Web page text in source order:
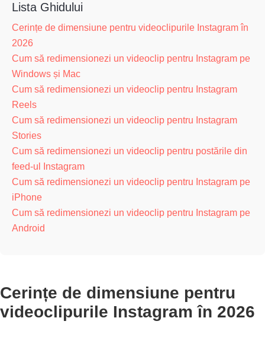
Lista Ghidului
Cerințe de dimensiune pentru videoclipurile Instagram în
2026
Cum să redimensionezi un videoclip pentru Instagram pe
Windows și Mac
Cum să redimensionezi un videoclip pentru Instagram
Reels
Cum să redimensionezi un videoclip pentru Instagram
Stories
Cum să redimensionezi un videoclip pentru postările din
feed-ul Instagram
Cum să redimensionezi un videoclip pentru Instagram pe
iPhone
Cum să redimensionezi un videoclip pentru Instagram pe
Android
Cerințe de dimensiune pentru
videoclipurile Instagram în 2026